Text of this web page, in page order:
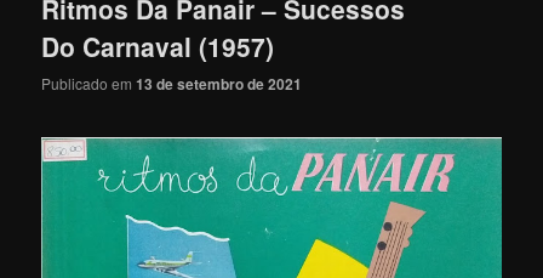
Ritmos Da Panair – Sucessos
Do Carnaval (1957)
Publicado em13 de setembro de 2021